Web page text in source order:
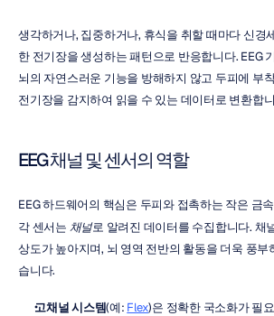
생각하거나, 집중하거나, 휴식을 취할 때마다 신경
한 전기장을 생성하는 패턴으로 반응합니다. EEG
뇌의 자연스러운 기능을 방해하지 않고 두피에 부
전기장을 감지하여 읽을 수 있는 데이터로 변환합
EEG 채널 및 센서의 역할
EEG 하드웨어의 핵심은 두피와 접촉하는 작은 금
각 센서는 채널로 알려진 데이터를 수집합니다. 채
상도가 높아지며, 뇌 영역 전반의 활동을 더욱 풍부
습니다.
고채널 시스템(예: Flex)은 정확한 국소화가 필